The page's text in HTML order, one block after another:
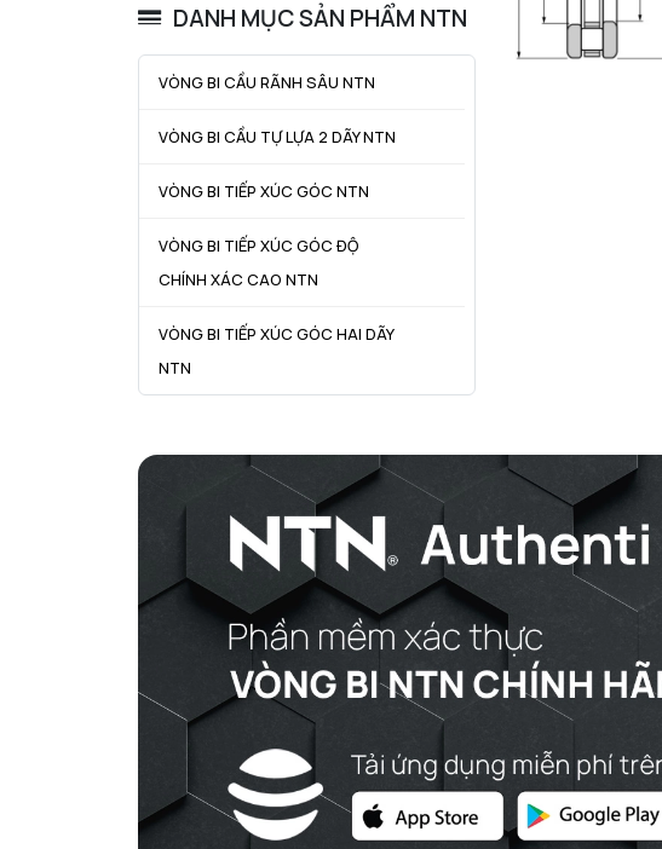
DANH MỤC SẢN PHẨM NTN
VÒNG BI CẦU RÃNH SÂU NTN
VÒNG BI CẦU TỰ LỰA 2 DÃY NTN
VÒNG BI TIẾP XÚC GÓC NTN
VÒNG BI TIẾP XÚC GÓC ĐỘ
CHÍNH XÁC CAO NTN
VÒNG BI TIẾP XÚC GÓC HAI DÃY
NTN
VÒNG BI TANG TRỐNG NTN
VÒNG BI TANG TRỐNG CHẶN
TRỤC NTN
VÒNG BI ĐŨA TRỤ NTN
VÒNG BI KIM NTN
VÒNG BI CHẶN TRỤC NTN
VÒNG BI LĂN TRỤ ĐẨY NTN
GỐI ĐỠ NTN